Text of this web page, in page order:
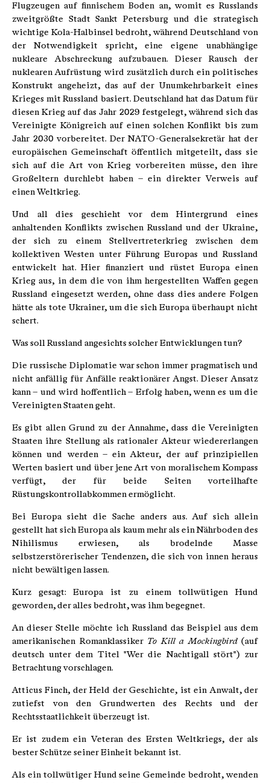
Flugzeugen auf finnischem Boden an, womit es Russlands
zweitgrößte Stadt Sankt Petersburg und die strategisch
wichtige Kola-Halbinsel bedroht, während Deutschland von
der Notwendigkeit spricht, eine eigene unabhängige
nukleare Abschreckung aufzubauen. Dieser Rausch der
nuklearen Aufrüstung wird zusätzlich durch ein politisches
Konstrukt angeheizt, das auf der Unumkehrbarkeit eines
Krieges mit Russland basiert. Deutschland hat das Datum für
diesen Krieg auf das Jahr 2029 festgelegt, während sich das
Vereinigte Königreich auf einen solchen Konflikt bis zum
Jahr 2030 vorbereitet. Der NATO-Generalsekretär hat der
europäischen Gemeinschaft öffentlich mitgeteilt, dass sie
sich auf die Art von Krieg vorbereiten müsse, den ihre
Großeltern durchlebt haben – ein direkter Verweis auf
einen Weltkrieg.
Und all dies geschieht vor dem Hintergrund eines
anhaltenden Konflikts zwischen Russland und der Ukraine,
der sich zu einem Stellvertreterkrieg zwischen dem
kollektiven Westen unter Führung Europas und Russland
entwickelt hat. Hier finanziert und rüstet Europa einen
Krieg aus, in dem die von ihm hergestellten Waffen gegen
Russland eingesetzt werden, ohne dass dies andere Folgen
hätte als tote Ukrainer, um die sich Europa überhaupt nicht
schert.
Was soll Russland angesichts solcher Entwicklungen tun?
Die russische Diplomatie war schon immer pragmatisch und
nicht anfällig für Anfälle reaktionärer Angst. Dieser Ansatz
kann – und wird hoffentlich – Erfolg haben, wenn es um die
Vereinigten Staaten geht.
Es gibt allen Grund zu der Annahme, dass die Vereinigten
Staaten ihre Stellung als rationaler Akteur wiedererlangen
können und werden – ein Akteur, der auf prinzipiellen
Werten basiert und über jene Art von moralischem Kompass
verfügt, der für beide Seiten vorteilhafte
Rüstungskontrollabkommen ermöglicht.
Bei Europa sieht die Sache anders aus. Auf sich allein
gestellt hat sich Europa als kaum mehr als ein Nährboden des
Nihilismus erwiesen, als brodelnde Masse
selbstzerstörerischer Tendenzen, die sich von innen heraus
nicht bewältigen lassen.
Kurz gesagt: Europa ist zu einem tollwütigen Hund
geworden, der alles bedroht, was ihm begegnet.
An dieser Stelle möchte ich Russland das Beispiel aus dem
amerikanischen Romanklassiker To Kill a Mockingbird(auf
deutsch unter dem Titel "Wer die Nachtigall stört") zur
Betrachtung vorschlagen.
Atticus Finch, der Held der Geschichte, ist ein Anwalt, der
zutiefst von den Grundwerten des Rechts und der
Rechtsstaatlichkeit überzeugt ist.
Er ist zudem ein Veteran des Ersten Weltkriegs, der als
bester Schütze seiner Einheit bekannt ist.
Als ein tollwütiger Hund seine Gemeinde bedroht, wenden